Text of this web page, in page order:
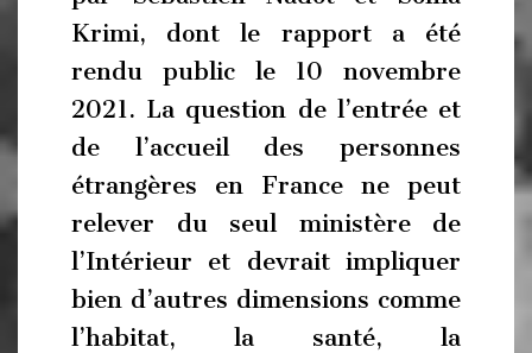
Krimi, dont le rapport a été
rendu public le 10 novembre
2021. La question de l’entrée et
de l’accueil des personnes
étrangères en France ne peut
relever du seul ministère de
l’Intérieur et devrait impliquer
bien d’autres dimensions comme
l’habitat, la santé, la